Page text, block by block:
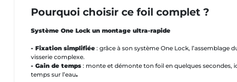
Pourquoi choisir ce foil complet ?
Système One Lock un montage ultra-rapide
- Fixation simplifiée: grâce à son système One Lock, l’assemblage
visserie complexe.
- Gain de temps: monte et démonte ton foil en quelques secondes,
temps sur l’eau.